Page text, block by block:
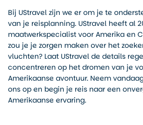
Bij UStravel zijn we er om je te
van je reisplanning. UStravel heeft al
maatwerkspecialist voor Amerika en
zou je je zorgen maken over het
vluchten? Laat UStravel de details
concentreren op het dromen van je
Amerikaanse avontuur. Neem
ons op en begin je reis naar een
Amerikaanse ervaring.